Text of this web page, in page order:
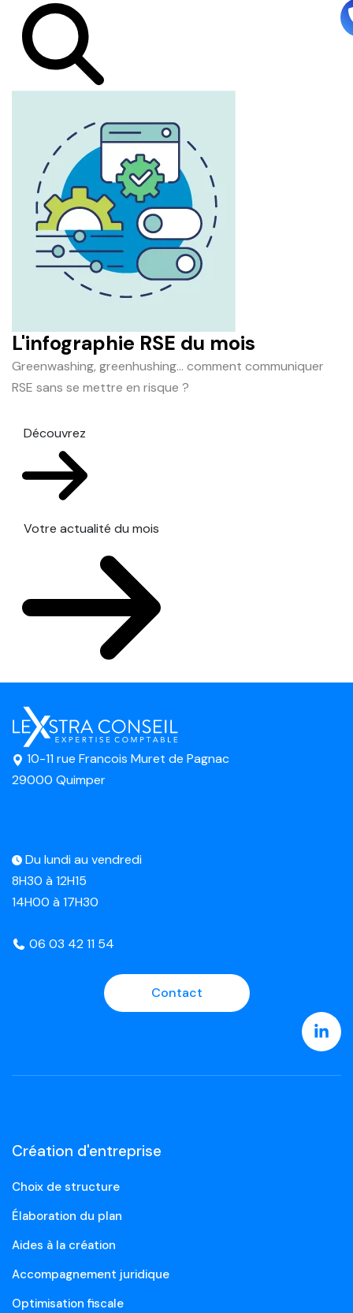
L'infographie RSE du mois
Greenwashing, greenhushing… comment communiquer
RSE sans se mettre en risque ?
Découvrez
Votre actualité du mois
10-11 rue Francois Muret de Pagnac
29000 Quimper
Du lundi au vendredi
8H30 à 12H15
14H00 à 17H30
06 03 42 11 54
Contact
Création d'entreprise
Choix de structure
Élaboration du plan
Aides à la création
Accompagnement juridique
Optimisation fiscale